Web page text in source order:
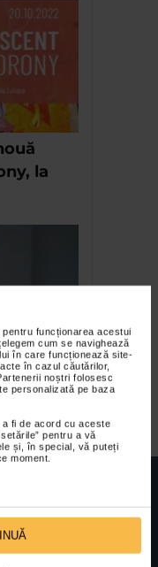
funcționarea acestui
cum se navighează
în care funcționează site-
în cazul căutărilor,
noștri folosesc
personalizată pe baza
a fi de acord cu aceste
pentru a vă
și, în special, vă puteți
moment.
la